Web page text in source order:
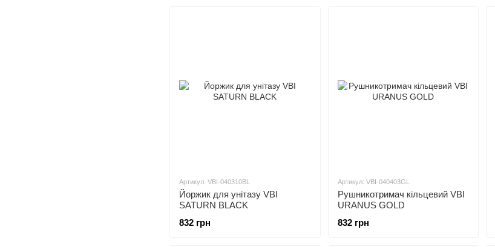
Артикул: VBI-040310BL
Йоржик для унітазу VBI
SATURN BLACK
832 грн
Артикул: VBI-040403GL
Рушникотримач кільцевий VBI
URANUS GOLD
832 грн